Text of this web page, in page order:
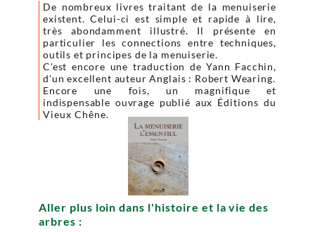
De nombreux livres traitant de la menuiserie
existent. Celui-ci est simple et rapide à lire,
très abondamment illustré. Il présente en
particulier les connections entre techniques,
outils et principes de la menuiserie.
C'est encore une traduction de Yann Facchin,
d'un excellent auteur Anglais : Robert Wearing.
Encore une fois, un magnifique et
indispensable ouvrage publié aux Éditions du
Vieux Chêne.
Aller plus loin dans l'histoire et la vie des
arbres :